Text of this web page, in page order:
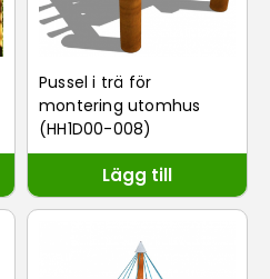
Pussel i trä för
montering utomhus
(HH1D00-008)
Lägg till